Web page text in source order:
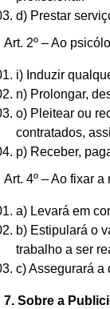
d) Prestar
Art. 2º – Ao
i) Induzir
n) Prolongar,
o) Pleitear ou
contratados,
p) Receber,
Art. 4º – Ao fixar
a) Levará em
b) Estipulará o
trabalho a ser
c) Assegurará a
7. Sobre a